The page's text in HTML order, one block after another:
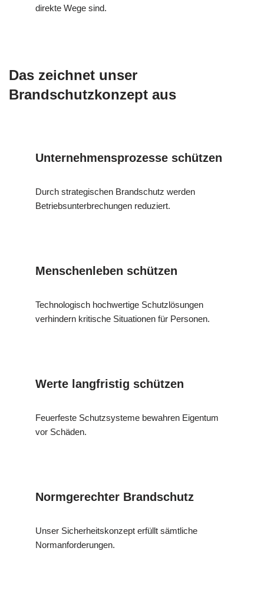
direkte Wege sind.
Das zeichnet unser
Brandschutzkonzept aus
Unternehmensprozesse schützen
Durch strategischen Brandschutz werden
Betriebsunterbrechungen reduziert.
Menschenleben schützen
Technologisch hochwertige Schutzlösungen
verhindern kritische Situationen für Personen.
Werte langfristig schützen
Feuerfeste Schutzsysteme bewahren Eigentum
vor Schäden.
Normgerechter Brandschutz
Unser Sicherheitskonzept erfüllt sämtliche
Normanforderungen.